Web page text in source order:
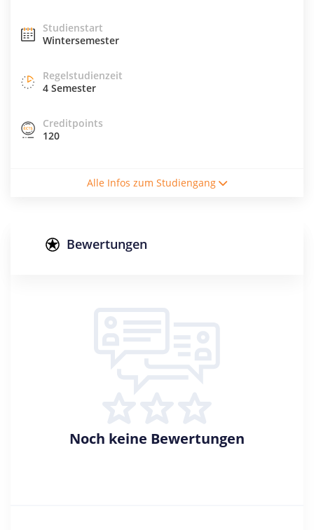
Studienstart
Wintersemester
Regelstudienzeit
4 Semester
Creditpoints
120
VollzeitstudiumAlle Infos zum Studiengang
Bewertungen
Noch keine Bewertungen